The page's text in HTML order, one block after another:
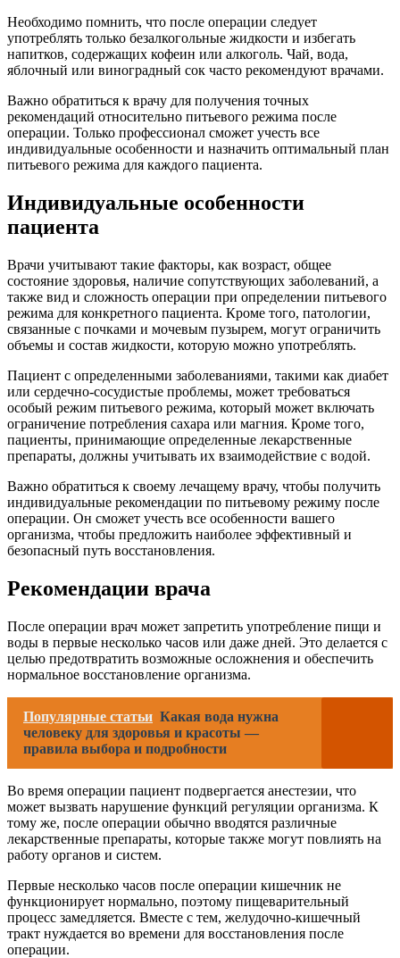
Необходимо помнить, что после операции следует
употреблять только безалкогольные жидкости и избегать
напитков, содержащих кофеин или алкоголь. Чай, вода,
яблочный или виноградный сок часто рекомендуют врачами.
Важно обратиться к врачу для получения точных
рекомендаций относительно питьевого режима после
операции. Только профессионал сможет учесть все
индивидуальные особенности и назначить оптимальный план
питьевого режима для каждого пациента.
Индивидуальные особенности
пациента
Врачи учитывают такие факторы, как возраст, общее
состояние здоровья, наличие сопутствующих заболеваний, а
также вид и сложность операции при определении питьевого
режима для конкретного пациента. Кроме того, патологии,
связанные с почками и мочевым пузырем, могут ограничить
объемы и состав жидкости, которую можно употреблять.
Пациент с определенными заболеваниями, такими как диабет
или сердечно-сосудистые проблемы, может требоваться
особый режим питьевого режима, который может включать
ограничение потребления сахара или магния. Кроме того,
пациенты, принимающие определенные лекарственные
препараты, должны учитывать их взаимодействие с водой.
Важно обратиться к своему лечащему врачу, чтобы получить
индивидуальные рекомендации по питьевому режиму после
операции. Он сможет учесть все особенности вашего
организма, чтобы предложить наиболее эффективный и
безопасный путь восстановления.
Рекомендации врача
После операции врач может запретить употребление пищи и
воды в первые несколько часов или даже дней. Это делается с
целью предотвратить возможные осложнения и обеспечить
нормальное восстановление организма.
Популярные статьи Какая вода нужна
человеку для здоровья и красоты —
правила выбора и подробности
Во время операции пациент подвергается анестезии, что
может вызвать нарушение функций регуляции организма. К
тому же, после операции обычно вводятся различные
лекарственные препараты, которые также могут повлиять на
работу органов и систем.
Первые несколько часов после операции кишечник не
функционирует нормально, поэтому пищеварительный
процесс замедляется. Вместе с тем, желудочно-кишечный
тракт нуждается во времени для восстановления после
операции.